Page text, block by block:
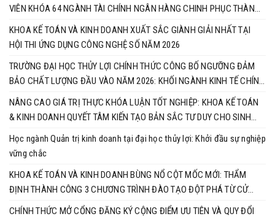
VIÊN KHÓA 64 NGÀNH TÀI CHÍNH NGÂN HÀNG CHINH PHỤC THÀNH
CÔNG KHÓA LUẬN TỐT NGHIỆP
KHOA KẾ TOÁN VÀ KINH DOANH XUẤT SẮC GIÀNH GIẢI NHẤT TẠI
HỘI THI ỨNG DỤNG CÔNG NGHỆ SỐ NĂM 2026
TRƯỜNG ĐẠI HỌC THỦY LỢI CHÍNH THỨC CÔNG BỐ NGƯỠNG ĐẢM
BẢO CHẤT LƯỢNG ĐẦU VÀO NĂM 2026: KHỐI NGÀNH KINH TẾ CHÍNH
THỨC VÀO CUỘC ĐUA RỰC LỬA
NÂNG CAO GIÁ TRỊ THỰC KHÓA LUẬN TỐT NGHIỆP: KHOA KẾ TOÁN
& KINH DOANH QUYẾT TÂM KIẾN TẠO BẢN SẮC TƯ DUY CHO SINH
Học ngành Quản trị kinh doanh tại đại học thủy lợi: Khởi đầu sự nghiệp
vững chắc
KHOA KẾ TOÁN VÀ KINH DOANH BÙNG NỔ CỘT MỐC MỚI: THẨM
ĐỊNH THÀNH CÔNG 3 CHƯƠNG TRÌNH ĐÀO TẠO ĐỘT PHÁ TỪ CỬ
NHÂN ĐẾN TIẾN SĨ
CHÍNH THỨC MỞ CỔNG ĐĂNG KÝ CỘNG ĐIỂM ƯU TIÊN VÀ QUY ĐỔI